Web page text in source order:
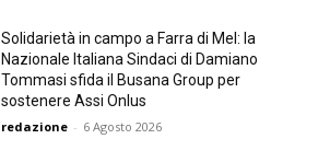
Solidarietà in campo a Farra di Mel: la
Nazionale Italiana Sindaci di Damiano
Tommasi sfida il Busana Group per
sostenere Assi Onlus
redazione - 6 Agosto 2026